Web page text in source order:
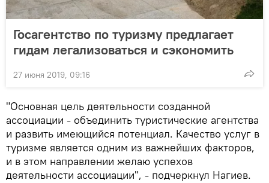
Госагентство по туризму предлагает
гидам легализоваться и сэкономить
27 июня 2019, 09:16
"Основная цель деятельности созданной
ассоциации - объединить туристические агентства
и развить имеющийся потенциал. Качество услуг в
туризме является одним из важнейших факторов,
и в этом направлении желаю успехов
деятельности ассоциации", - подчеркнул Нагиев.